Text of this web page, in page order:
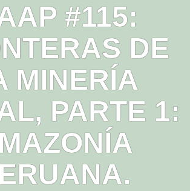
#115:
DE
MINERÍA
PARTE 1: